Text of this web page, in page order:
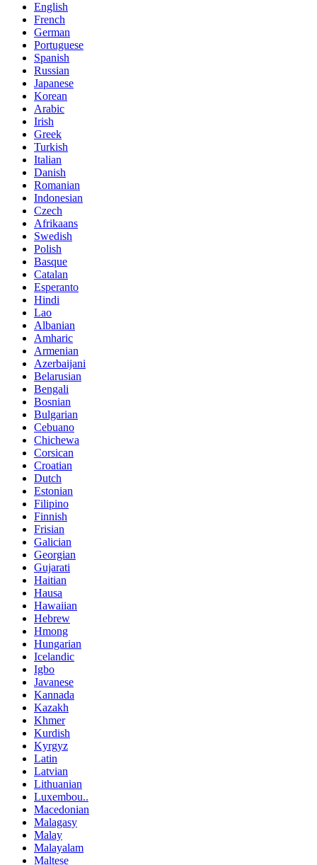
English
French
German
Portuguese
Spanish
Russian
Japanese
Korean
Arabic
Irish
Greek
Turkish
Italian
Danish
Romanian
Indonesian
Czech
Afrikaans
Swedish
Polish
Basque
Catalan
Esperanto
Hindi
Lao
Albanian
Amharic
Armenian
Azerbaijani
Belarusian
Bengali
Bosnian
Bulgarian
Cebuano
Chichewa
Corsican
Croatian
Dutch
Estonian
Filipino
Finnish
Frisian
Galician
Georgian
Gujarati
Haitian
Hausa
Hawaiian
Hebrew
Hmong
Hungarian
Icelandic
Igbo
Javanese
Kannada
Kazakh
Khmer
Kurdish
Kyrgyz
Latin
Latvian
Lithuanian
Luxembou..
Macedonian
Malagasy
Malay
Malayalam
Maltese